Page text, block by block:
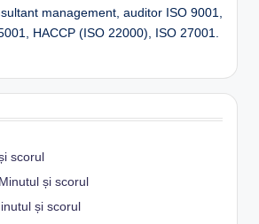
management, auditor ISO 9001,
HACCP (ISO 22000), ISO 27001.
scorul
Minutul și scorul
și scorul